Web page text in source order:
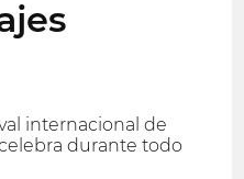
internacional de
durante todo